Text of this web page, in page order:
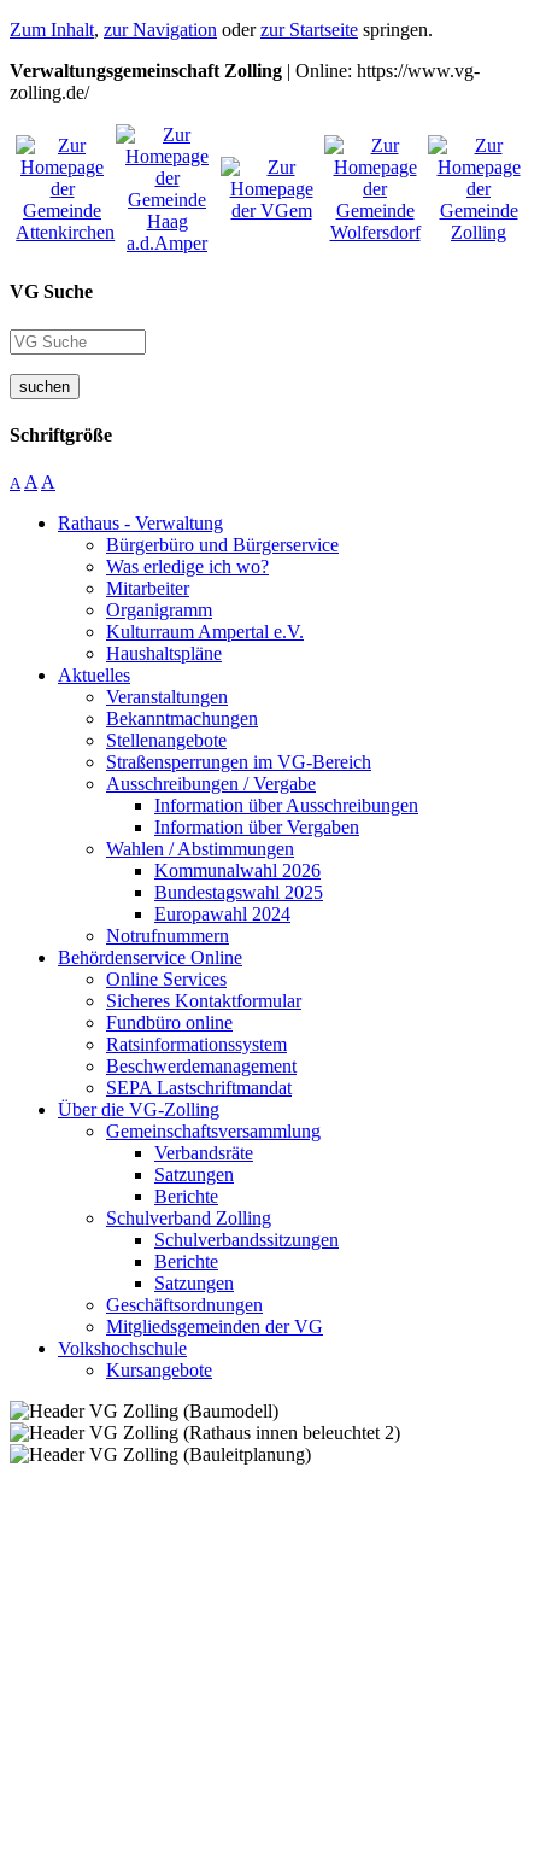
Zum Inhalt, zur Navigation oderzur Startseite springen.
Verwaltungsgemeinschaft Zolling | Online: https://www.vg-
zolling.de/
VG Suche
suchen
Schriftgröße
A A A
Rathaus - Verwaltung
Bürgerbüro und Bürgerservice
Was erledige ich wo?
Mitarbeiter
Organigramm
Kulturraum Ampertal e.V.
Haushaltspläne
Aktuelles
Veranstaltungen
Bekanntmachungen
Stellenangebote
Straßensperrungen im VG-Bereich
Ausschreibungen / Vergabe
Information über Ausschreibungen
Information über Vergaben
Wahlen / Abstimmungen
Kommunalwahl 2026
Bundestagswahl 2025
Europawahl 2024
Notrufnummern
Behördenservice Online
Online Services
Sicheres Kontaktformular
Fundbüro online
Ratsinformationssystem
Beschwerdemanagement
SEPA Lastschriftmandat
Über die VG-Zolling
Gemeinschaftsversammlung
Verbandsräte
Satzungen
Berichte
Schulverband Zolling
Schulverbandssitzungen
Berichte
Satzungen
Geschäftsordnungen
Mitgliedsgemeinden der VG
Volkshochschule
Kursangebote